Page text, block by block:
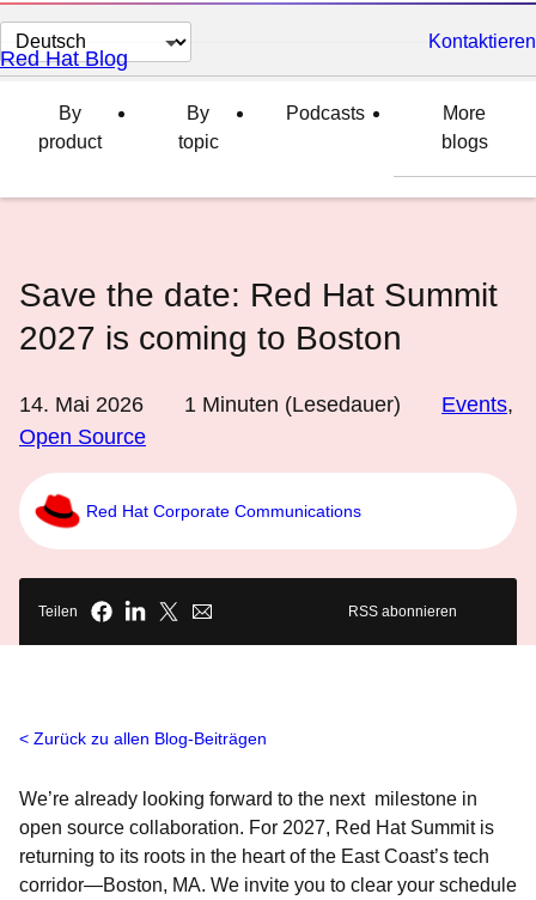
Sprache
auswählen
Kontaktieren
Red Hat Blog
By
product
By
topic
Podcasts
More
blogs
Save the date: Red Hat Summit
2027 is coming to Boston
14. Mai 2026 1 Minuten (Lesedauer) Events,
Open Source
Red Hat Corporate Communications
Teilen RSS abonnieren
Zurück zu allen Blog-Beiträgen
We’re already looking forward to the next milestone in
open source collaboration. For 2027, Red Hat Summit is
returning to its roots in the heart of the East Coast’s tech
corridor—Boston, MA. We invite you to clear your schedule